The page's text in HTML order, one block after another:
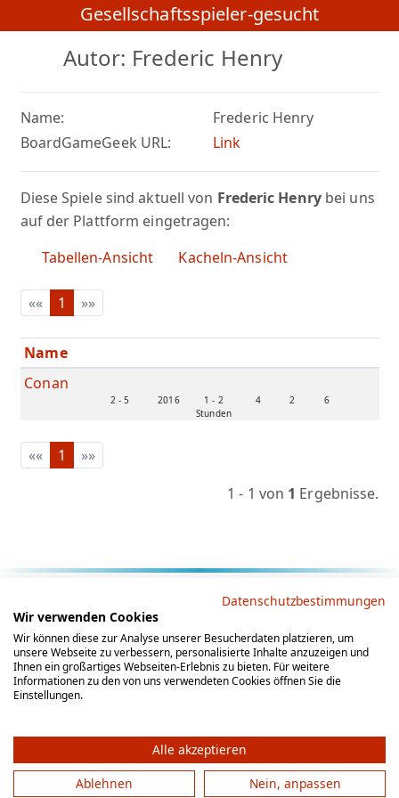
Gesellschaftsspieler-gesucht
Autor: Frederic Henry
Name:
Frederic Henry
BoardGameGeek URL:
Link
Diese Spiele sind aktuell von Frederic Henrybei uns
auf der Plattform eingetragen:
Tabellen-Ansicht
Kacheln-Ansicht
«« 1 »»
Name
Conan
2 - 5 2016
1 - 2
Stunden
4 2 6
«« 1
»»
1 - 1 von 1 Ergebnisse.
AGB Datenschutz
Impressum
Social Media
© 2012 - 2026 by gesellschaftsspieler-gesucht.de
Datenschutzbestimmungen
Wir verwenden Cookies
Wir können diese zur Analyse unserer Besucherdaten platzieren, um
unsere Webseite zu verbessern, personalisierte Inhalte anzuzeigen und
Ihnen ein großartiges Webseiten-Erlebnis zu bieten. Für weitere
Informationen zu den von uns verwendeten Cookies öffnen Sie die
Einstellungen.
Alle akzeptieren
Ablehnen
Nein, anpassen